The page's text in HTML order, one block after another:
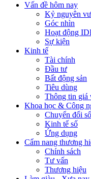
Vấn đề hôm nay
Kỷ nguyên
Góc nhìn
Hoạt động
Sự kiện
Kinh tế
Tài chính
Đầu tư
Bất động sản
Tiêu dùng
Thông tin giá
Khoa học & Công
Chuyển đổi số
Kinh tế số
Ứng dụng
Cẩm nang thương
Chính sách
Tư vấn
Thương hiệu